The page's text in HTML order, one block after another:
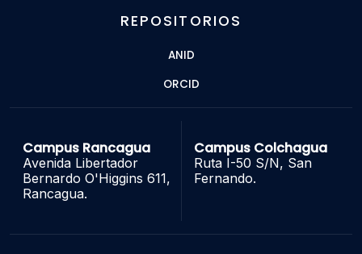
REPOSITORIOS
ANID
ORCID
Campus Rancagua
Avenida Libertador
Bernardo O'Higgins 611,
Rancagua.
Campus Colchagua
Ruta I-50 S/N, San
Fernando.